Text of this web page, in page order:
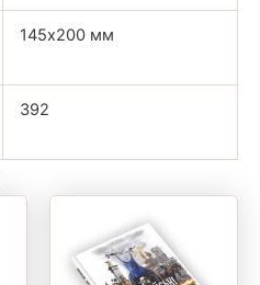
145х200 мм
392